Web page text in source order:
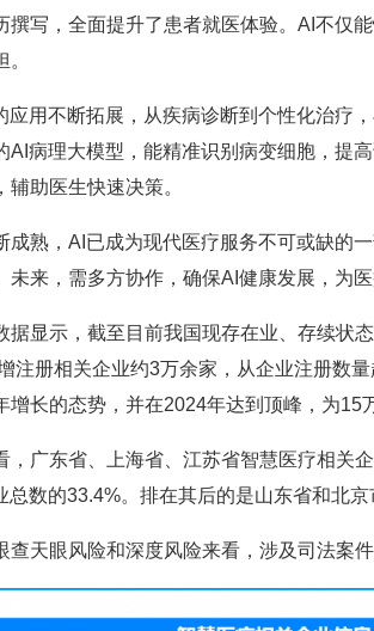
撰写，全面提升了患者就医体验。AI不仅
应用不断拓展，从疾病诊断到个性化治疗
AI病理大模型，能精准识别病变细胞，提
助医生快速决策。
成熟，AI已成为现代医疗服务不可或缺的
未来，需多方协作，确保AI健康发展，为
据显示，截至目前我国现存在业、存续状
注册相关企业约3万余家，从企业注册数
增长的态势，并在2024年达到顶峰，为15
，广东省、上海省、江苏省智慧医疗相关
总数的33.4%。排在其后的是山东省和北京
查天眼风险和深度风险来看，涉及司法案